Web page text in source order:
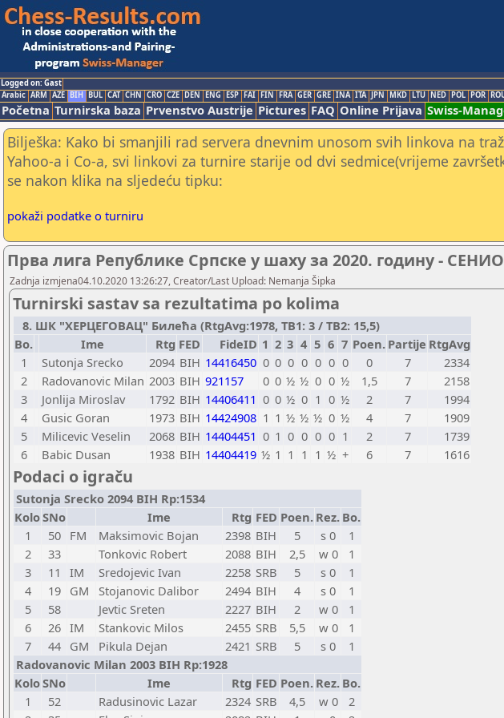
Logged on: Gast
Arabic ARM AZE BIH BUL CAT CHN CRO CZE DEN ENG ESP FAI FIN FRA GER GRE INA ITA JPN MKD LTU NED POL POR
Početna Turnirska baza Prvenstvo Austrije Pictures FAQ Online Prijava Swiss-
Bilješka: Kako bi smanjili rad servera dnevnim unosom svih linkova na
Yahoo-a i Co-a, svi linkovi za turnire starije od dvi sedmice(vrijeme
se nakon klika na sljedeću tipku:
pokaži podatke o turniru
Прва лига Републике Српске у шаху за 2020. годину -
Zadnja izmjena04.10.2020 13:26:27, Creator/Last Upload: Nemanja Šipka
Turnirski sastav sa rezultatima po kolima
8. ШК "ХЕРЦЕГОВАЦ" Билећа (RtgAvg:1978, TB1: 3 / TB2: 15,5)
Bo.
Ime Rtg FED FideID 1 2 3 4 5 6 7 Poen. Partije RtgAvg
1
Sutonja Srecko 2094 BIH 14416450 0 0 0 0 0 0 0 0 7
2334
2
Radovanovic Milan 2003 BIH 921157 0 0 ½ ½ 0 0 ½ 1,5 7
2158
3
Jonlija Miroslav 1792 BIH 14406411 0 0 ½ 0 1 0 ½ 2 7
1994
4
Gusic Goran 1973 BIH 14424908 1 1 ½ ½ ½ 0 ½ 4 7
1909
5
Milicevic Veselin 2068 BIH 14404451 0 1 0 0 0 0 1 2 7
1739
6
Babic Dusan 1938 BIH 14404419 ½ 1 1 1 1 ½ + 6 7 1616
Podaci o igraču
Sutonja Srecko 2094 BIH Rp:1534
KoloSNo Ime Rtg FED Poen. Rez. Bo.
1
50 FM Maksimovic Bojan 2398 BIH 5 s 0
1
2
33 Tonkovic Robert 2088 BIH 2,5 w 0
1
3
11 IM Sredojevic Ivan 2258 SRB 5 s 0
1
4
19 GM Stojanovic Dalibor 2494 BIH 4 s 0
1
5
58 Jevtic Sreten 2227 BIH 2 w 0
1
6
26 IM Stankovic Milos 2455 SRB 5,5 w 0
1
7
44 GM Pikula Dejan 2421 SRB 5 s 0
1
Radovanovic Milan 2003 BIH Rp:1928
KoloSNo Ime Rtg FED Poen. Rez. Bo.
1
52 Radusinovic Lazar 2324 SRB 4,5 w 0
2